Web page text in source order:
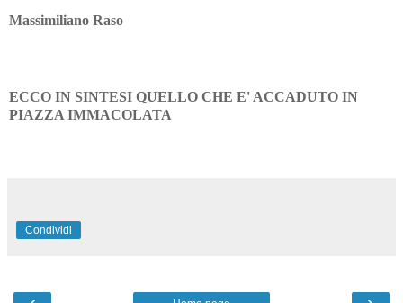
Massimiliano Raso
ECCO IN SINTESI QUELLO CHE E' ACCADUTO IN
PIAZZA IMMACOLATA
Condividi